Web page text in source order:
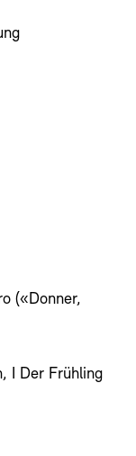
(«Donner,
I Der Frühling